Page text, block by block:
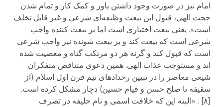
امام نیز در صورت وجود داشتن یاور و کمک کار و تمام شدن
حجت الهی، قبول این بیعت وظیفه‌ای شرعی و غیر قابل تخلف
است». یعنی بیعت اختیاری است اما بر بیعت کننده واجب
شرعی است که بیعت کند و بر بیعت شونده نیز واجب شرعی
است که قبول کند و گرنه هر دو مرتکب گناه و معصیت شده
اند و مستوجب عذاب الهی. همین دعوی متناقض متفکران
شیعی معاصر را در تبیین رخدادهای نیم قرن اول اسلام (از
سقیفه تا صلح حسن و قیام حسین) دچار مشکل کرده است.
[۸] . «البته این که خلافت اسمی و نام خلیفه در تصرف